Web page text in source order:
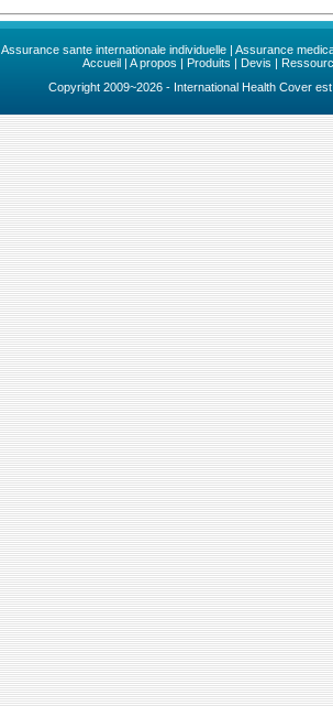
Assurance sante internationale individuelle | Assurance
Accueil |A propos |Produits |Devis |
Copyright 2009~2026 - International Health Cover